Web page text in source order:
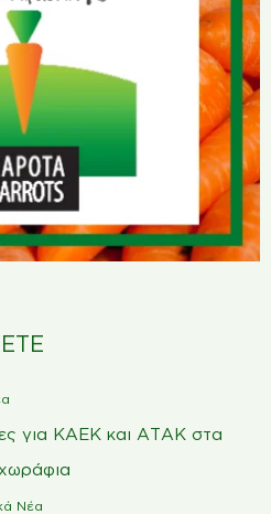
για ΚΑΕΚ και ΑΤΑΚ στα
Νέα